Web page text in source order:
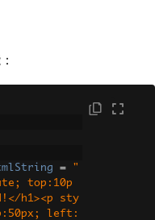
=
"
top:10p
h1><p sty
left: